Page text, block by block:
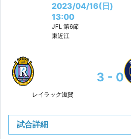
2023/04/16(日)
13:00
JFL 第6節
東近江
レイラック滋賀
3 - 0
試合詳細